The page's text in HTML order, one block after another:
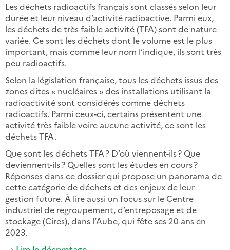
Les déchets radioactifs français sont classés selon leur
durée et leur niveau d’activité radioactive. Parmi eux,
les déchets de très faible activité (TFA) sont de nature
variée. Ce sont les déchets dont le volume est le plus
important, mais comme leur nom l’indique, ils sont très
peu radioactifs.
Selon la législation française, tous les déchets issus des
zones dites « nucléaires » des installations utilisant la
radioactivité sont considérés comme déchets
radioactifs. Parmi ceux-ci, certains présentent une
activité très faible voire aucune activité, ce sont les
déchets TFA.
Que sont les déchets TFA ? D’où viennent-ils ? Que
deviennent-ils ? Quelles sont les études en cours ?
Réponses dans ce dossier qui propose un panorama de
cette catégorie de déchets et des enjeux de leur
gestion future. À lire aussi un focus sur le Centre
industriel de regroupement, d’entreposage et de
stockage (Cires), dans l’Aube, qui fête ses 20 ans en
2023.